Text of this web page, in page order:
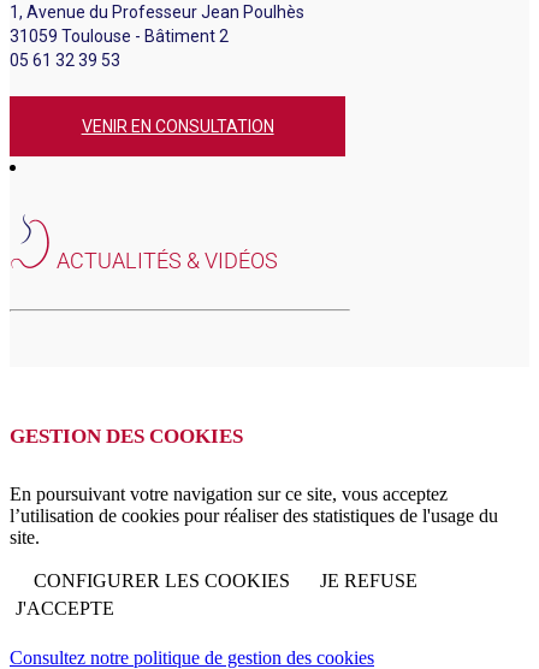
1, Avenue du Professeur Jean Poulhès
31059 Toulouse - Bâtiment 2
05 61 32 39 53
VENIR EN CONSULTATION
ACTUALITÉS & VIDÉOS
GESTION DES COOKIES
En poursuivant votre navigation sur ce site, vous acceptez
l’utilisation de cookies pour réaliser des statistiques de l'usage du
site.
CONFIGURER LES COOKIES
JE REFUSE
J'ACCEPTE
Consultez notre politique de gestion des cookies